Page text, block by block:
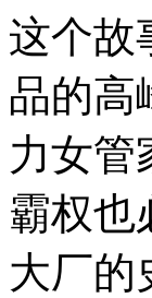
这个故
品的高
力女管
霸权也
大厂的